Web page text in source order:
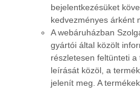
bejelentkezésüket
kedvezményes árként
A webáruházban
gyártói által közölt
részletesen feltünteti
leírását közöl, a
jelenít meg. A